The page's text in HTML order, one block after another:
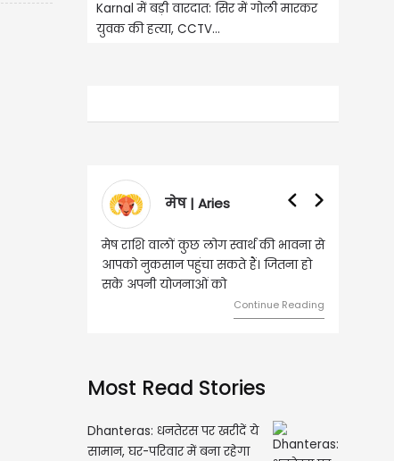
Karnal में बड़ी वारदात: सिर में गोली मारकर
युवक की हत्या, CCTV...
मेष | Aries
मेष राशि वालों कुछ लोग स्वार्थ की भावना से
आपको नुकसान पहुंचा सकते हैं। जितना हो
सके अपनी योजनाओं को
Continue Reading
वृष राशि वालों आय के
हुए कार्यों में गति
Most Read Stories
Dhanteras: धनतेरस पर खरीदें ये
सामान, घर-परिवार में बना रहेगा